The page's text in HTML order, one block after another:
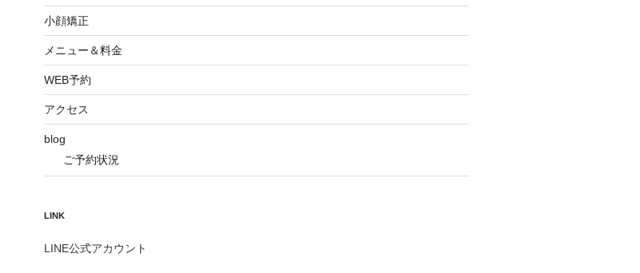
小顔矯正
メニュー＆料金
WEB予約
アクセス
blog
ご予約状況
LINK
LINE公式アカウント